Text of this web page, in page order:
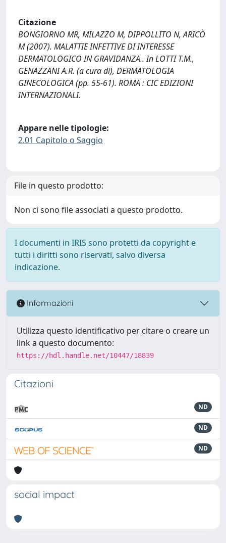
Citazione
BONGIORNO MR, MILAZZO M, DIPPOLLITO N, ARICÒ
M (2007). MALATTIE INFETTIVE DI INTERESSE
DERMATOLOGICO IN GRAVIDANZA.. In LOTTI T.M.,
GENAZZANI A.R. (a cura di), DERMATOLOGIA
GINECOLOGICA (pp. 55-61). ROMA : CIC EDIZIONI
INTERNAZIONALI.
Appare nelle tipologie:
2.01 Capitolo o Saggio
File in questo prodotto:
Non ci sono file associati a questo prodotto.
I documenti in IRIS sono protetti da copyright e
tutti i diritti sono riservati, salvo diversa
indicazione.
Informazioni
Utilizza questo identificativo per citare o creare un
link a questo documento:
https://hdl.handle.net/10447/18839
Citazioni
ND
ND
ND
social impact